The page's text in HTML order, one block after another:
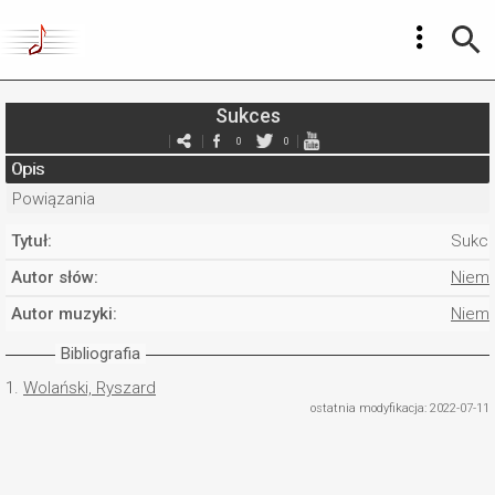
Sukces
0 0
Opis
Powiązania
Tytuł:
Autor słów:
Autor muzyki:
Bibliografia
1. Wolański, Ryszard
ostatnia modyfikacja: 2022-07-11